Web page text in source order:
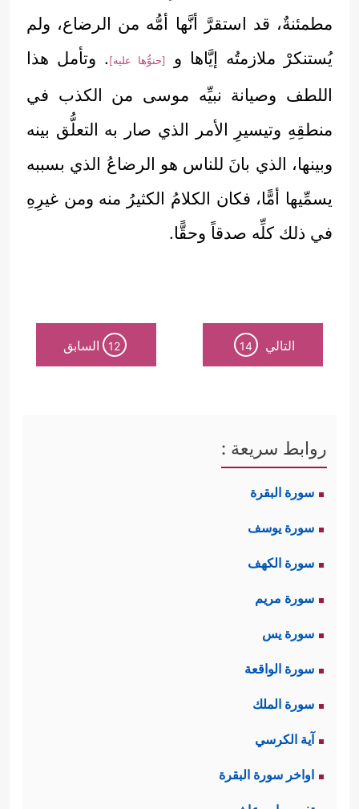
مطمئنةٌ، قد استقرَّ أنَّها أمُّه من الرضاع، ولم
يُستنكرْ ملازمتُه إيَّاها و
[حنوُّها عليه] . وتأمل هذا
اللطف وصيانة نبيِّه موسى من الكذب في
منطقِهِ وتيسيرِ الأمر الذي صار به التعلُّق بينه
وبينها، الذي بانَ للناس هو الرضاعُ الذي بسببه
يسمِّيها أمًّا، فكان الكلامُ الكثيرُ منه ومن غيرِهِ
في ذلك كلِّه صدقاً وحقًّا.
التالي 14
12 السابق
روابط سريعة :
سورة البقرة
سورة يوسف
سورة الكهف
سورة مريم
سورة يس
سورة الواقعة
سورة الملك
آية الكرسي
اواخر سورة البقرة